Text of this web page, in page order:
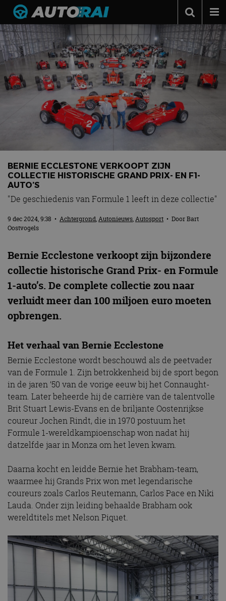
Autonieuws
Podcast
Autotests
Automerken
Adverteren
MotorRAI.nl
BERNIE ECCLESTONE VERKOOPT ZIJN
COLLECTIE HISTORISCHE GRAND PRIX- EN F1-
AUTO’S
"De geschiedenis van Formule 1 leeft in deze collectie"
9 dec 2024, 9:38 • Achtergrond,Autonieuws,Autosport • DoorBart
Oostvogels
Bernie Ecclestone verkoopt zijn bijzondere
collectie historische Grand Prix- en Formule
1-auto’s. De complete collectie zou naar
verluidt meer dan 100 miljoen euro moeten
opbrengen.
Het verhaal van Bernie Ecclestone
Bernie Ecclestone wordt beschouwd als de peetvader
van de Formule 1. Zijn betrokkenheid bij de sport begon
in de jaren ’50 van de vorige eeuw bij het Connaught-
team. Later beheerde hij de carrière van de talentvolle
Brit Stuart Lewis-Evans en de briljante Oostenrijkse
coureur Jochen Rindt, die in 1970 postuum het
Formule 1-wereldkampioenschap won nadat hij
datzelfde jaar in Monza om het leven kwam.
Daarna kocht en leidde Bernie het Brabham-team,
waarmee hij Grands Prix won met legendarische
coureurs zoals Carlos Reutemann, Carlos Pace en Niki
Lauda. Onder zijn leiding behaalde Brabham ook
wereldtitels met Nelson Piquet.